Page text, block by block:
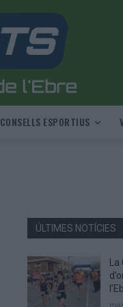
CONSELLS ESPORTIUS
ÚLTIMES NOTÍCIES